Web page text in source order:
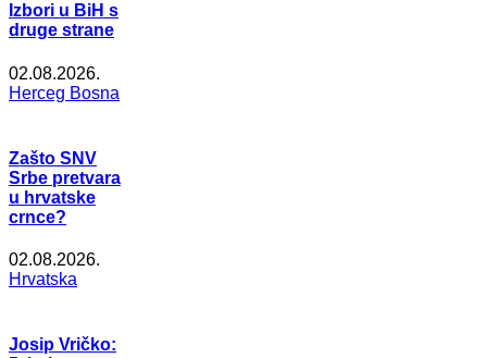
Izbori u BiH s
druge strane
02.08.2026.
Herceg Bosna
Zašto SNV
Srbe pretvara
u hrvatske
crnce?
02.08.2026.
Hrvatska
Josip Vričko: